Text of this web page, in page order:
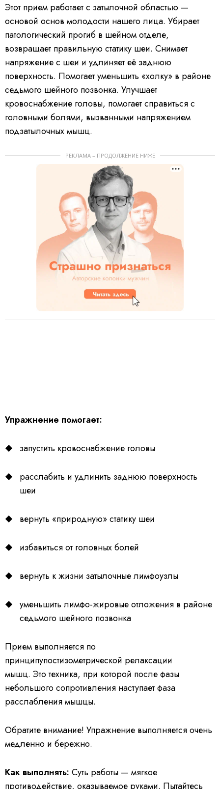
Этот прием работает с затылочной областью —
основой основ молодости нашего лица. Убирает
патологический прогиб в шейном отделе,
возвращает правильную статику шеи. Снимает
напряжение с шеи и удлиняет её заднюю
поверхность. Помогает уменьшить «холку» в районе
седьмого шейного позвонка. Улучшает
кровоснабжение головы, помогает справиться с
головными болями, вызванными напряжением
подзатылочных мышц.
РЕКЛАМА – ПРОДОЛЖЕНИЕ НИЖЕ
Упражнение помогает:
запустить кровоснабжение головы
расслабить и удлинить заднюю поверхность
шеи
вернуть «природную» статику шеи
избавиться от головных болей
вернуть к жизни затылочные лимфоузлы
уменьшить лимфо-жировые отложения в районе
седьмого шейного позвонка
Прием выполняется по
принципупостизометрической релаксации
мышц. Это техника, при которой после фазы
небольшого сопротивления наступает фаза
расслабления мышцы.
Обратите внимание! Упражнение выполняется очень
медленно и бережно.
Как выполнять: Суть работы — мягкое
противодействие, оказываемое руками. Пытайтесь